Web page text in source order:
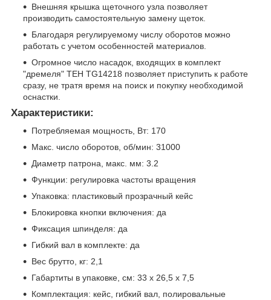
Внешняя крышка щеточного узла позволяет
производить самостоятельную замену щеток.
Благодаря регулируемому числу оборотов можно
работать с учетом особенностей материалов.
Огромное число насадок, входящих в комплект
"дремеля" TEH TG14218 позволяет приступить к работе
сразу, не тратя время на поиск и покупку необходимой
оснастки.
Характеристики:
Потребляемая мощность, Вт: 170
Макс. число оборотов, об/мин: 31000
Диаметр патрона, макс. мм: 3.2
Функции: регулировка частоты вращения
Упаковка: пластиковый прозрачный кейс
Блокировка кнопки включения: да
Фиксация шпинделя: да
Гибкий вал в комплекте: да
Вес брутто, кг: 2,1
Габартиты в упаковке, см: 33 х 26,5 х 7,5
Комплектация: кейс, гибкий вал, полировальные